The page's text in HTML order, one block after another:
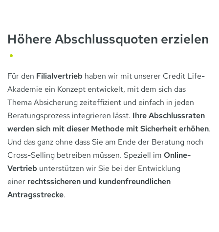
Höhere Abschlussquoten erzielen
Für den Filialvertrieb haben wir mit unserer Credit Life-
Akademie ein Konzept entwickelt, mit dem sich das
Thema Absicherung zeiteffizient und einfach in jeden
Beratungsprozess integrieren lässt. Ihre Abschlussraten
werden sich mit dieser Methode mit Sicherheit erhöhen.
Und das ganz ohne dass Sie am Ende der Beratung noch
Cross-Selling betreiben müssen. Speziell im Online-
Vertrieb unterstützen wir Sie bei der Entwicklung
einer rechtssicheren und kundenfreundlichen
Antragsstrecke.